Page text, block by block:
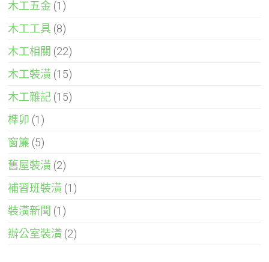
木工五金 (1)
木工工具 (8)
木工相關 (22)
木工裝潢 (15)
木工雜記 (15)
榫卯 (1)
窗簾 (5)
舊屋裝潢 (2)
補習班裝潢 (1)
裝潢新聞 (1)
辦公室裝潢 (2)